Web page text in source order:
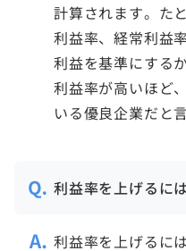
計算されます。た
利益率、経常利益
利益を基準にする
利益率が高いほど
いる優良企業だと
利益率を上げるに
利益率を上げるに